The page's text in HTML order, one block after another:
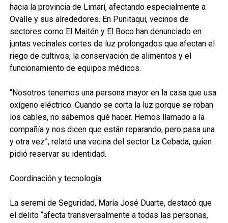
hacia la provincia de Limarí, afectando especialmente a
Ovalle y sus alrededores. En Punitaqui, vecinos de
sectores como El Maitén y El Boco han denunciado en
juntas vecinales cortes de luz prolongados que afectan el
riego de cultivos, la conservación de alimentos y el
funcionamiento de equipos médicos.
“Nosotros tenemos una persona mayor en la casa que usa
oxígeno eléctrico. Cuando se corta la luz porque se roban
los cables, no sabemos qué hacer. Hemos llamado a la
compañía y nos dicen que están reparando, pero pasa una
y otra vez”, relató una vecina del sector La Cebada, quien
pidió reservar su identidad.
Coordinación y tecnología
La seremi de Seguridad, María José Duarte, destacó que
el delito “afecta transversalmente a todas las personas,